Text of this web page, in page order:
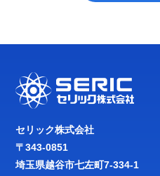
セリック株式会社
〒343-0851
埼玉県越谷市七左町7-334-1